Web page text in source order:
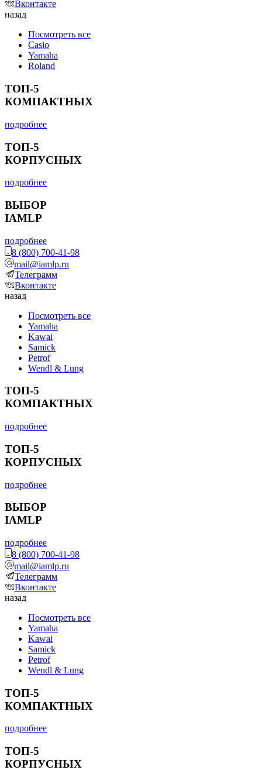
Вконтакте
назад
Посмотреть все
Casio
Yamaha
Roland
ТОП-5
КОМПАКТНЫХ
подробнее
ТОП-5
КОРПУСНЫХ
подробнее
ВЫБОР
IAMLP
подробнее
8 (800) 700-41-98
mail@iamlp.ru
Телеграмм
Вконтакте
назад
Посмотреть все
Yamaha
Kawai
Samick
Petrof
Wendl & Lung
ТОП-5
КОМПАКТНЫХ
подробнее
ТОП-5
КОРПУСНЫХ
подробнее
ВЫБОР
IAMLP
подробнее
8 (800) 700-41-98
mail@iamlp.ru
Телеграмм
Вконтакте
назад
Посмотреть все
Yamaha
Kawai
Samick
Petrof
Wendl & Lung
ТОП-5
КОМПАКТНЫХ
подробнее
ТОП-5
КОРПУСНЫХ